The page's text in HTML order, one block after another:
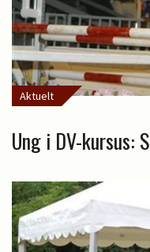
Aktuelt
Ung i DV-kursus: